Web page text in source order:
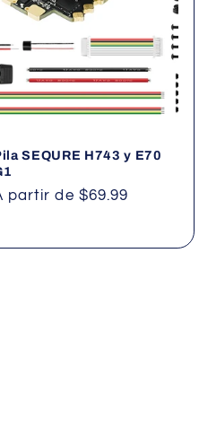
SEQURE H743 y E70
partir de $69.99